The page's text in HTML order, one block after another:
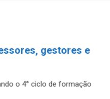
gestores e
o 4° ciclo de formação